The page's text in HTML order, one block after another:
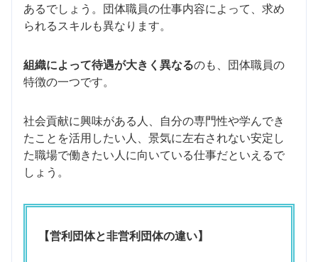
あるでしょう。団体職員の仕事内容によって、求め
られるスキルも異なります。
組織によって待遇が大きく異なるのも、団体職員の
特徴の一つです。
社会貢献に興味がある人、自分の専門性や学んでき
たことを活用したい人、景気に左右されない安定し
た職場で働きたい人に向いている仕事だといえるで
しょう。
【営利団体と非営利団体の違い】